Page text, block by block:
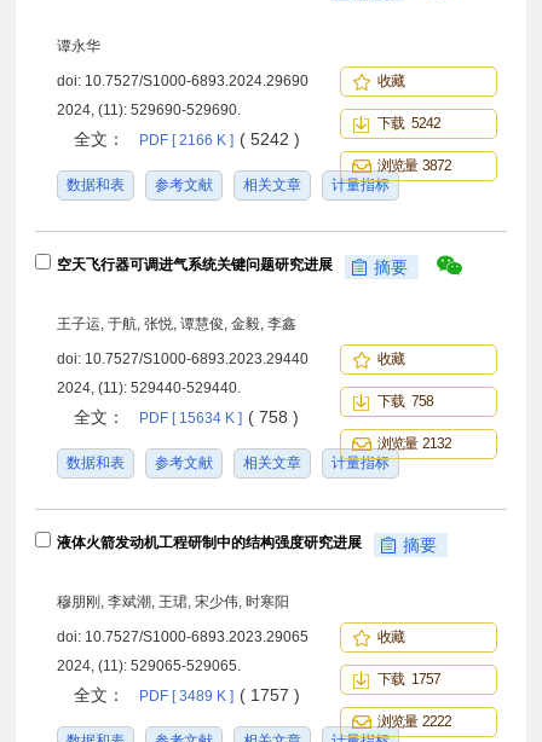
谭永华
doi: 10.7527/S1000-6893.2024.29690
2024, (11): 529690-529690.
全文： PDF [ 2166 K ] ( 5242 )
数据和表 参考文献 相关文章 计量指标
收藏
下载 5242
浏览量 3872
空天飞行器可调进气系统关键问题研究进展 摘要
王子运, 于航, 张悦, 谭慧俊, 金毅, 李鑫
doi: 10.7527/S1000-6893.2023.29440
2024, (11): 529440-529440.
全文： PDF [ 15634 K ] ( 758 )
数据和表 参考文献 相关文章 计量指标
收藏
下载 758
浏览量 2132
液体火箭发动机工程研制中的结构强度研究进展 摘要
穆朋刚, 李斌潮, 王珺, 宋少伟, 时寒阳
doi: 10.7527/S1000-6893.2023.29065
2024, (11): 529065-529065.
全文： PDF [ 3489 K ] ( 1757 )
收藏
下载 1757
浏览量 2222